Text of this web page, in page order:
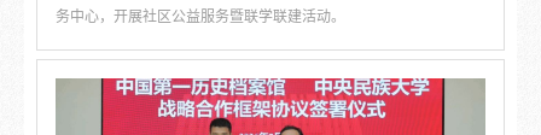
务中心，开展社区公益服务暨联学联建活动。